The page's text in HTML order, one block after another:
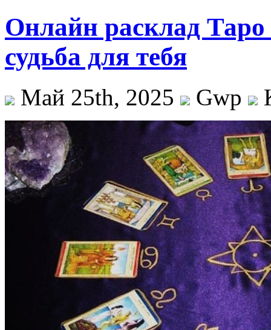
Онлайн расклад
судьба для тебя
Май 25th, 2025 Gwp